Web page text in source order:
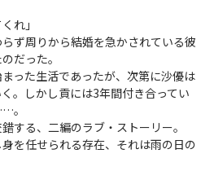
れ」
ず周りから結婚を急かされている彼
だった。
った生活であったが、次第に沙優は
。しかし貢には3年間付き合ってい
。
する、二編のラブ・ストーリー。
身を任せられる存在、それは雨の日の